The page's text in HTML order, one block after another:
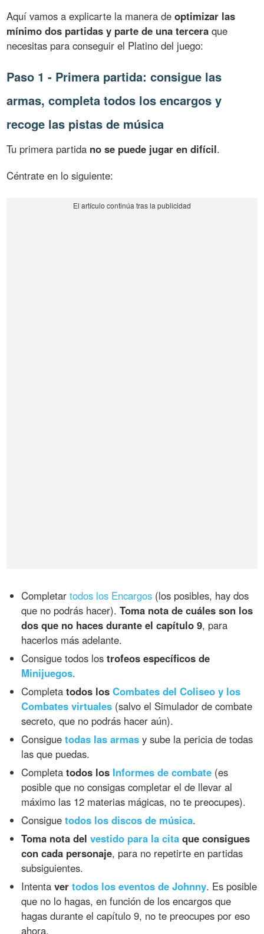
Aquí vamos a explicarte la manera deoptimizar las
mínimo dos partidas y parte de una tercera que
necesitas para conseguir el Platino del juego:
Paso 1 - Primera partida: consigue las
armas, completa todos los encargos y
recoge las pistas de música
Tu primera partida no se puede jugar en difícil.
Céntrate en lo siguiente:
Completartodos los Encargos (los posibles, hay dos
que no podrás hacer).Toma nota de cuáles son los
dos que no haces durante el capítulo 9, para
hacerlos más adelante.
Consigue todos lostrofeos específicos de
Minijuegos.
Completatodos losCombates del Coliseo y los
Combates virtuales (salvo el Simulador de combate
secreto, que no podrás hacer aún).
Consiguetodas las armas y sube la pericia de todas
las que puedas.
Completatodos los Informes de combate (es
posible que no consigas completar el de llevar al
máximo las 12 materias mágicas, no te preocupes).
Consiguetodos los discos de música.
Toma nota delvestido para la cita que consigues
con cada personaje, para no repetirte en partidas
subsiguientes.
Intentavertodos los eventos de Johnny. Es posible
que no lo hagas, en función de los encargos que
hagas durante el capítulo 9, no te preocupes por eso
ahora.